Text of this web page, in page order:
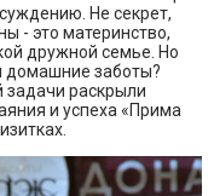
Не секрет,
- это материнство,
дружной семье. Но
домашние заботы?
задачи раскрыли
и успеха «Прима